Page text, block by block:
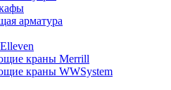
арматура
краны Merrill
краны WWSystem